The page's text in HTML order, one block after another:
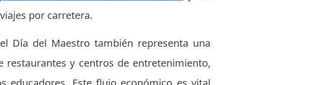
por carretera.
Día del Maestro también representa una
restaurantes y centros de entretenimiento,